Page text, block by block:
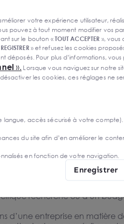
une décision cruciale. Il peut
à déterminer le type
? Avez-vous besoin
individuels ? Qu'en est-il du
de votre entreprise,
que partiellement, vous
?
trouver le meilleur
besoin. Cela vous aidera à
avez
entreprise, passe par le
intégrer cette notion
qui permettront
nécessaire aux bonnes
recherché ou à un
d’une entreprise en matière
votre expérience utilisateur,
pouvez à tout moment modifier vos
sur le bouton «TOUT ACCEPTER »,
» et refusez les cookies
Pour plus d’informations,
». Lorsque vous naviguez sur notre
les cookies, ces réglages ne
langue, accès sécurisé à votre compte).
du site afin d’en améliorer le
en fonction de votre navigation.
Enregistrer